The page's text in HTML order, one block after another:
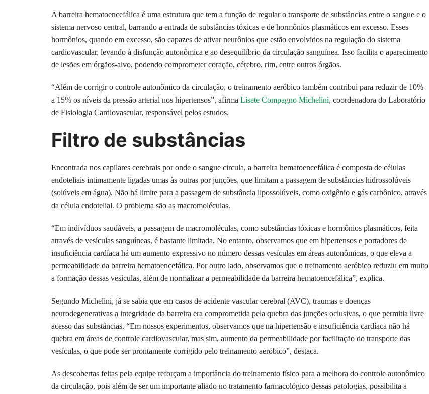
A barreira hematoencefálica é uma estrutura que tem a função de regular o transporte de substâncias entre o sangue e o
sistema nervoso central, barrando a entrada de substâncias tóxicas e de hormônios plasmáticos em excesso. Esses
hormônios, quando em excesso, são capazes de ativar neurônios que estão envolvidos na regulação do sistema
cardiovascular, levando à disfunção autonômica e ao desequilíbrio da circulação sanguínea. Isso facilita o aparecimento
de lesões em órgãos-alvo, podendo comprometer coração, cérebro, rim, entre outros órgãos.
“Além de corrigir o controle autonômico da circulação, o treinamento aeróbico também contribui para reduzir de 10%
a 15% os níveis da pressão arterial nos hipertensos”, afirma Lisete Compagno Michelini, coordenadora do Laboratório
de Fisiologia Cardiovascular, responsável pelos estudos.
Filtro de substâncias
Encontrada nos capilares cerebrais por onde o sangue circula, a barreira hematoencefálica é composta de células
endoteliais intimamente ligadas umas às outras por junções, que limitam a passagem de substâncias hidrossolúveis
(solúveis em água). Não há limite para a passagem de substância lipossolúveis, como oxigênio e gás carbônico, através
da célula endotelial. O problema são as macromoléculas.
“Em indivíduos saudáveis, a passagem de macromoléculas, como substâncias tóxicas e hormônios plasmáticos, feita
através de vesículas sanguíneas, é bastante limitada. No entanto, observamos que em hipertensos e portadores de
insuficiência cardíaca há um aumento expressivo no número dessas vesículas em áreas autonômicas, o que eleva a
permeabilidade da barreira hematoencefálica. Por outro lado, observamos que o treinamento aeróbico reduziu em muito
a formação dessas vesículas, além de normalizar a permeabilidade da barreira hematoencefálica”, explica.
Segundo Michelini, já se sabia que em casos de acidente vascular cerebral (AVC), traumas e doenças
neurodegenerativas a integridade da barreira era comprometida pela quebra das junções oclusivas, o que permitia livre
acesso das substâncias. “Em nossos experimentos, observamos que na hipertensão e insuficiência cardíaca não há
quebra em áreas de controle cardiovascular, mas sim, aumento da permeabilidade por facilitação do transporte das
vesículas, o que pode ser prontamente corrigido pelo treinamento aeróbico”, destaca.
As descobertas feitas pela equipe reforçam a importância do treinamento físico para a melhora do controle autonômico
da circulação, pois além de ser um importante aliado no tratamento farmacológico dessas patologias, possibilita a